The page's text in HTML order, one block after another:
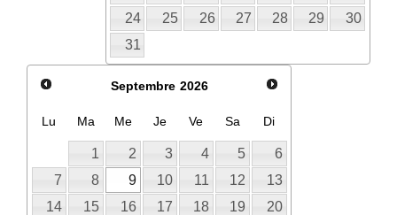
24
25 26 27 28 29
30
31
Septembre 2026
Lu Ma Me Je Ve Sa Di
1 2 3 4 5
6
7
8 9 10 11 12
13
14
15 16 17 18 19
20